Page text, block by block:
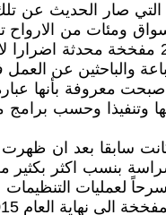
صار الحديث عن تلك
ومئات من
يغلق ,, احيانا تصل عدد المفخخات في
والباحثين عن العمل
معروفة بأنها
وتنفيذا وحسب
سابقا بعد ان
بنسب اكثر
لعمليات التنظيمات
تماماً في بعض هذه المناطق.